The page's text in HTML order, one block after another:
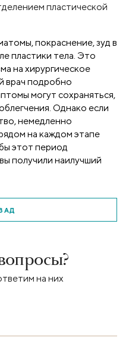
пластической
покраснение, зуд в
пластики тела. Это
на хирургическое
врач подробно
могут сохраняться,
Однако если
немедленно
на каждом этапе
этот период
получили наилучший
на них